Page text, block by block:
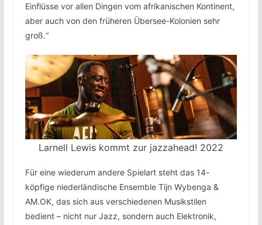
Einflüsse vor allen Dingen vom afrikanischen Kontinent,
aber auch von den früheren Übersee-Kolonien sehr
groß.“
Larnell Lewis kommt zur jazzahead! 2022
Für eine wiederum andere Spielart steht das 14-
köpfige niederländische Ensemble Tijn Wybenga &
AM.OK, das sich aus verschiedenen Musikstilen
bedient – nicht nur Jazz, sondern auch Elektronik,